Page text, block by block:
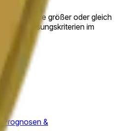
Binance größer oder gleich
Auflösungskriterien im
Prognosen &